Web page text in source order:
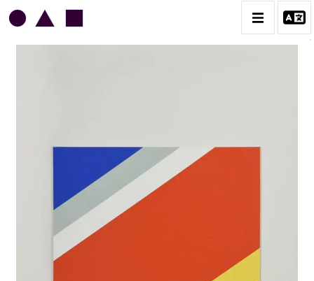
BIOGRAPHIE
CATALOGUE DES OEUVRES
GRUES DE BEAUBOURG
OEUVRES ANCIENNES